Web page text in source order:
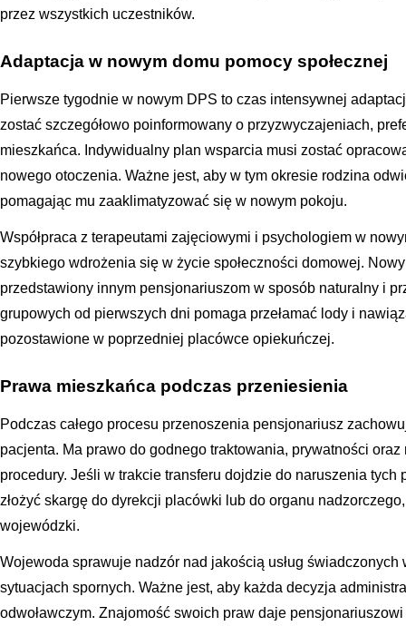
przez wszystkich uczestników.
Adaptacja w nowym domu pomocy społecznej
Pierwsze tygodnie w nowym DPS to czas intensywnej
zostać szczegółowo poinformowany o przyzwyczajeniach,
mieszkańca. Indywidualny plan wsparcia musi zostać
nowego otoczenia. Ważne jest, aby w tym okresie rodzina
pomagając mu zaaklimatyzować się w nowym pokoju.
Współpraca z terapeutami zajęciowymi i psychologiem w
szybkiego wdrożenia się w życie społeczności domowej.
przedstawiony innym pensjonariuszom w sposób naturalny i
grupowych od pierwszych dni pomaga przełamać lody i
pozostawione w poprzedniej placówce opiekuńczej.
Prawa mieszkańca podczas przeniesienia
Podczas całego procesu przenoszenia pensjonariusz
pacjenta. Ma prawo do godnego traktowania, prywatności
procedury. Jeśli w trakcie transferu dojdzie do naruszenia tych
złożyć skargę do dyrekcji placówki lub do organu
wojewódzki.
Wojewoda sprawuje nadzór nad jakością usług
sytuacjach spornych. Ważne jest, aby każda decyzja
odwoławczym. Znajomość swoich praw daje